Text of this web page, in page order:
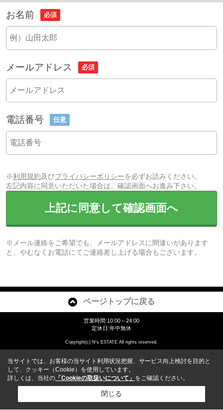
お名前 必須
メールアドレス 必須
電話番号 任意
※利用規約及びプライバシーポリシーを必ずお読みください。
左記内容に同意いただいた場合は、確認画面へお進み下さい。
上記に同意して確認画面へ
※メール連絡をご希望でも、メールアドレスに間違いがあります
と、やむなくお電話にてご連絡差し上げる場合もございます。
ページトップに戻る
営業時間:10:00～24:00
定休日:年中無休
Copyright(c) N's ESTATE All rights reserved.
当サイトでは、お客様の当サイト利用状況把握、サービス向上検討を目的と
して、クッキー（Cookie）を使用しています。
詳しくは、当社の 「Cookieの取扱いについて」 をご確認ください。
閉じる